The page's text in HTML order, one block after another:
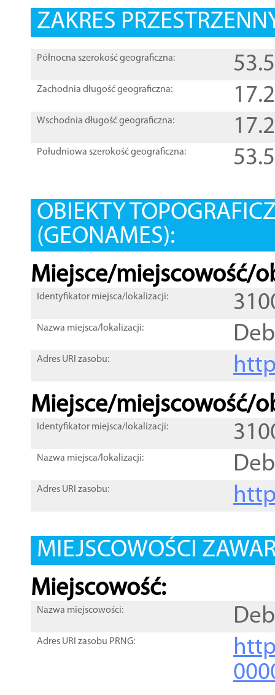
ZAKRES
Północna szerokość geograficzna:
Zachodnia długość geograficzna:
Wschodnia długość geograficzna:
Południowa szerokość geograficzna:
OBIEKTY
(GEONAMES):
Miejsce/miejscowość/
Identyfikator miejsca/lokalizacji:
Nazwa miejsca/lokalizacji:
Adres URI zasobu:
Miejsce/miejscowość/
Identyfikator miejsca/lokalizacji:
Nazwa miejsca/lokalizacji:
Adres URI zasobu:
MIEJSCOWOŚCI
Miejscowość:
Nazwa miejscowości:
Adres URI zasobu PRNG: